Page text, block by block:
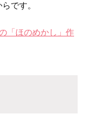
です。
「ほのめかし」作